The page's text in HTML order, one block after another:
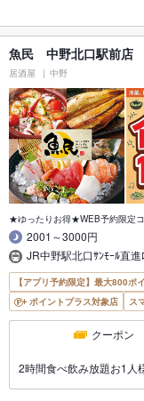
魚民 中野北口駅前店
居酒屋 中野
★ゆったりお得★WEB予約限定
2001～3000円
JR中野駅北口ｻﾝﾓｰﾙ直
【アプリ予約限定】最大800ポ
ポイントプラス対象店
ス
クーポン
2時間食べ飲み放題お1人